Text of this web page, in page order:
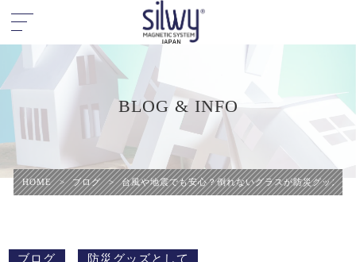
BLOG & INFO
HOME > ブログ > 台風や地震でも安心？倒れないグラスが防災グッズに
ブログ 防災グッズとして